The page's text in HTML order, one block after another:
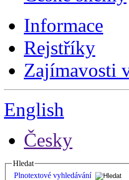
Informace
Rejstříky
Zajímavosti
English
Česky
Hledat
Plnotextové vyhledávání